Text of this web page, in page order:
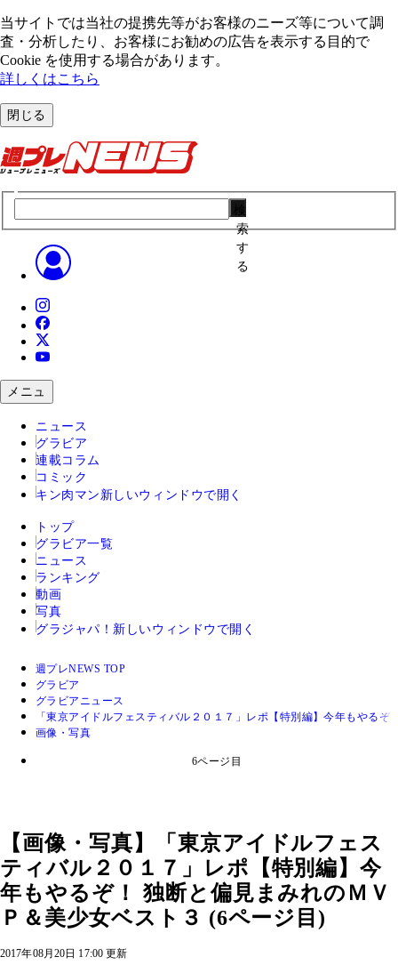
当サイトでは当社の提携先等がお客様のニーズ等について調
査・分析したり、お客様にお勧めの広告を表⽰する⽬的で
Cookie を使⽤する場合があります。
詳しくはこちら
閉じる
索
す
る
メニュ
ニュース
グラビア
連載コラム
コミック
キン肉マン 新しいウィンドウで開く
トップ
グラビア一覧
ニュース
ランキング
動画
写真
グラジャパ！ 新しいウィンドウで開く
週プレNEWS TOP
グラビア
グラビアニュース
「東京アイドルフェスティバル２０１７」レポ【特別編】今年もやる
画像・写真
6ページ目
【画像・写真】「東京アイドルフェス
ティバル２０１７」レポ【特別編】今
年もやるぞ！ 独断と偏見まみれのＭＶ
Ｐ＆美少女ベスト３ (6ページ目)
2017年08月20日 17:00 更新